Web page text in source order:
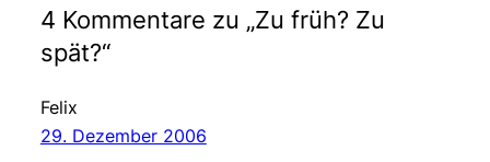
4 Kommentare zu „Zu früh? Zu
spät?“
Felix
29. Dezember 2006